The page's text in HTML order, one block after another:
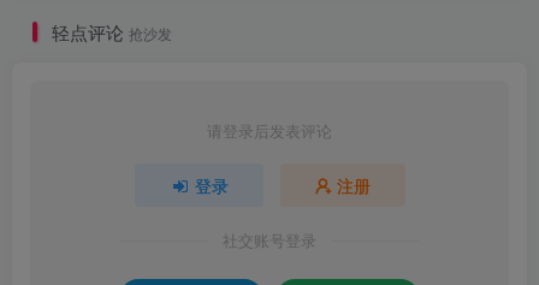
轻点评论 抢沙发
请登录后发表评论
登录 注册
社交账号登录